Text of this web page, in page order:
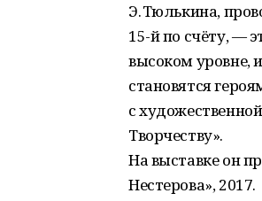
Э. Тюлькина,
15-й по счёту, —
высоком уровне,
становятся
с
Творчеству».
На выставке он
Нестерова», 2017.